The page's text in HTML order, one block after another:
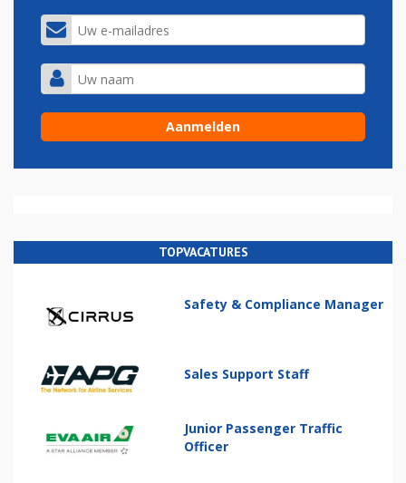
TOPVACATURES
Safety & Compliance Manager
Sales Support Staff
Junior Passenger Traffic
Officer